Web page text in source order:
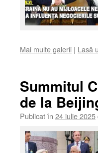
Mai multe galerii | Lasă
Summitul
de la
Publicat în 24 iulie 2025